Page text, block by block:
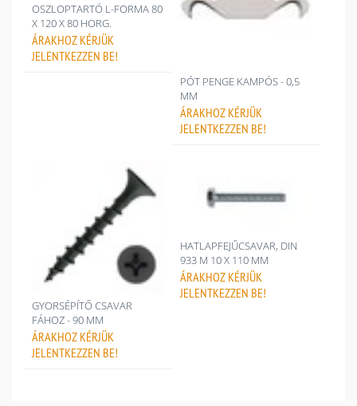
OSZLOPTARTÓ L-FORMA 80
X 120 X 80 HORG.
ÁRAKHOZ KÉRJÜK
JELENTKEZZEN BE!
PÓT PENGE KAMPÓS - 0,5
MM
ÁRAKHOZ KÉRJÜK
JELENTKEZZEN BE!
GYORSÉPÍTŐ CSAVAR
FÁHOZ - 90 MM
ÁRAKHOZ KÉRJÜK
JELENTKEZZEN BE!
HATLAPFEJŰCSAVAR, DIN
933 M 10 X 110 MM
ÁRAKHOZ KÉRJÜK
JELENTKEZZEN BE!